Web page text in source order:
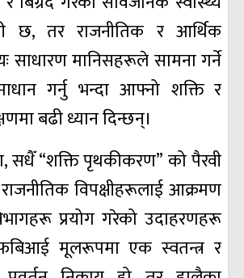
छ, तर राजनीतिक र आर्थिक
साधारण मानिसहरूले सामना गर्ने
गर्नु भन्दा आफ्नो शक्ति र
बढी ध्यान दिन्छन्।
सधैँ “शक्ति पृथकीकरण” को पैरवी
विपक्षीहरूलाई आक्रमण
प्रयोग गरेको उदाहरणहरू
मूलरूपमा एक स्वतन्त्र र